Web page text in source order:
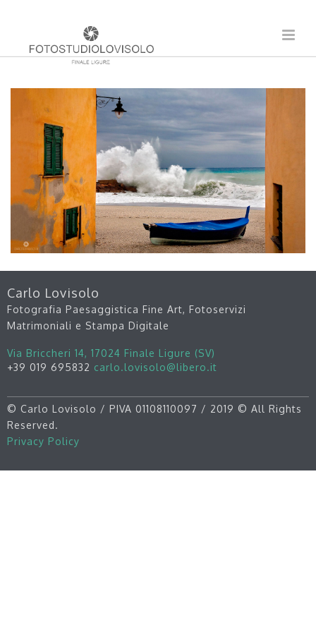
Carlo Lovisolo
Fotografia Paesaggistica Fine Art, Fotoservizi
Matrimoniali e Stampa Digitale
Via Briccheri 14, 17024 Finale Ligure (SV)
+39 019 695832 carlo.lovisolo@libero.it
© Carlo Lovisolo / PIVA 01108110097 / 2019 © All Rights
Reserved.
Privacy Policy